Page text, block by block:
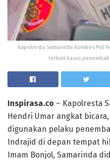
Kapolresta Samarinda Kombes Pol
terkait kasus
Inspirasa.co – Kapolresta
Hendri Umar angkat
digunakan pelaku
Indrajid di depan tempat
Imam Bonjol, Samarinda